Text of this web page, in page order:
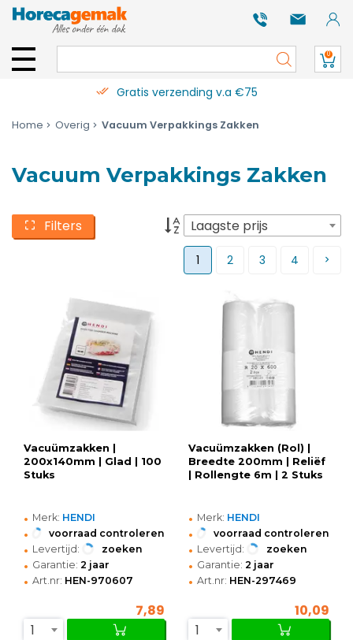
0
Gratis verzending v.a €75
Home Overig Vacuum Verpakkings Zakken
Vacuum Verpakkings Zakken
Filters Laagste prijs
1 2 3 4
Vacuümzakken |
200x140mm | Glad | 100
Stuks
• Merk: HENDI
• voorraad controleren
• Levertijd: zoeken
• Garantie: 2 jaar
• Art.nr: HEN-970607
7,89
1
Vacuümzakken (Rol) |
Breedte 200mm | Reliëf
| Rollengte 6m | 2 Stuks
• Merk: HENDI
• voorraad controleren
• Levertijd: zoeken
• Garantie: 2 jaar
• Art.nr: HEN-297469
10,09
1